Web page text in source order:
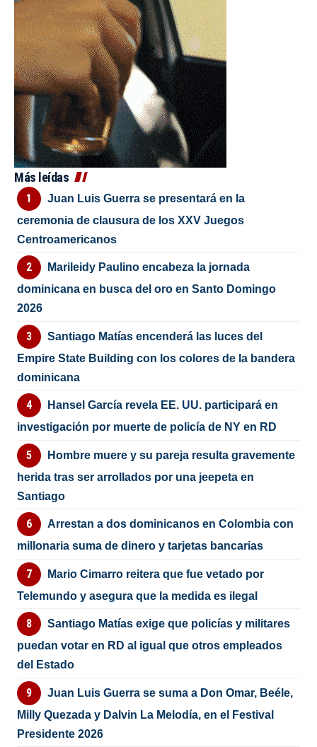
Más leídas
Juan Luis Guerra se presentará en la
ceremonia de clausura de los XXV Juegos
Centroamericanos
Marileidy Paulino encabeza la jornada
dominicana en busca del oro en Santo Domingo
2026
Santiago Matías encenderá las luces del
Empire State Building con los colores de la bandera
dominicana
Hansel García revela EE. UU. participará en
investigación por muerte de policía de NY en RD
Hombre muere y su pareja resulta gravemente
herida tras ser arrollados por una jeepeta en
Santiago
Arrestan a dos dominicanos en Colombia con
millonaria suma de dinero y tarjetas bancarias
Mario Cimarro reitera que fue vetado por
Telemundo y asegura que la medida es ilegal
Santiago Matías exige que policías y militares
puedan votar en RD al igual que otros empleados
del Estado
Juan Luis Guerra se suma a Don Omar, Beéle,
Milly Quezada y Dalvin La Melodía, en el Festival
Presidente 2026